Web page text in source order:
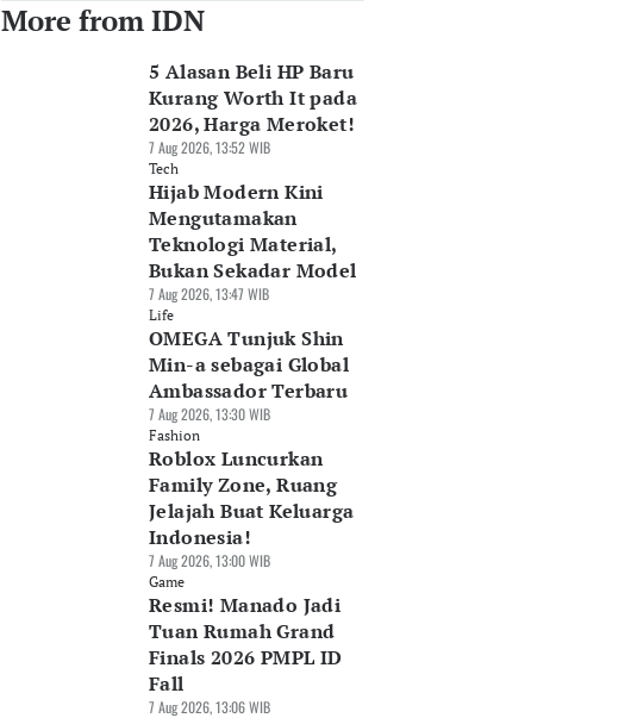
More from IDN
5 Alasan Beli HP Baru
Kurang Worth It pada
2026, Harga Meroket!
7 Aug 2026, 13:52 WIB
Tech
Hijab Modern Kini
Mengutamakan
Teknologi Material,
Bukan Sekadar Model
7 Aug 2026, 13:47 WIB
Life
OMEGA Tunjuk Shin
Min-a sebagai Global
Ambassador Terbaru
7 Aug 2026, 13:30 WIB
Fashion
Roblox Luncurkan
Family Zone, Ruang
Jelajah Buat Keluarga
Indonesia!
7 Aug 2026, 13:00 WIB
Game
Resmi! Manado Jadi
Tuan Rumah Grand
Finals 2026 PMPL ID
Fall
7 Aug 2026, 13:06 WIB